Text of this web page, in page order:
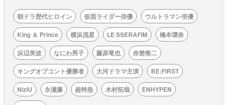
朝ドラ歴代ヒロイン 仮面ライダー俳優
ウルトラマン俳優
King ＆ Prince
横浜流星 LE SSERAFIM
橋本環奈
浜辺美波
なにわ男子 藤原竜也
赤楚衛二
キングオブコント優勝者
大河ドラマ主演
BE:FIRST
NiziU
永瀬廉 超特急 木村拓哉
ENHYPEN